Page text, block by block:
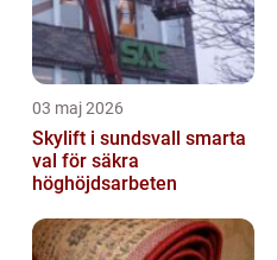
03 maj 2026
Skylift i sundsvall smarta
val för säkra
höghöjdsarbeten